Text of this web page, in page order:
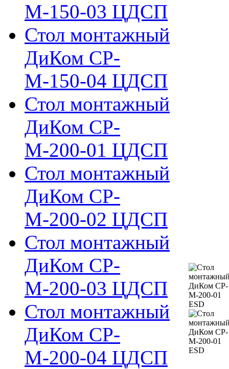
М-150-03 ЦДСП
Стол монтажный
ДиКом СР-
М-150-04 ЦДСП
Стол монтажный
ДиКом СР-
М-200-01 ЦДСП
Стол монтажный
ДиКом СР-
М-200-02 ЦДСП
Стол монтажный
ДиКом СР-
М-200-03 ЦДСП
Стол монтажный
ДиКом СР-
М-200-04 ЦДСП